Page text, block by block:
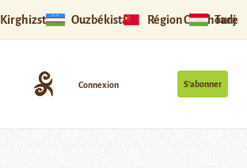
Kirghizstan Ouzbékistan Région Ouïghoure
S’abonner
Connexion